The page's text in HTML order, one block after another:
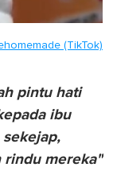
(TikTok)
pintu hati
ibu
rindu mereka"